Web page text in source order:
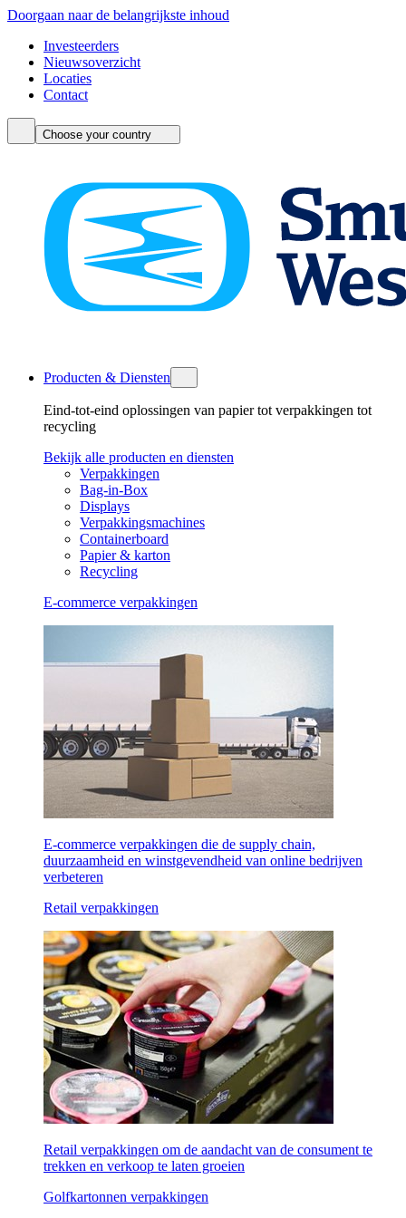
Doorgaan naar de belangrijkste inhoud
Investeerders
Nieuwsoverzicht
Locaties
Contact
Choose your country
Producten & Diensten
Eind-tot-eind oplossingen van papier tot verpakkingen tot
recycling
Bekijk alle producten en diensten
Verpakkingen
Bag-in-Box
Displays
Verpakkingsmachines
Containerboard
Papier & karton
Recycling
E-commerce verpakkingen
E-commerce verpakkingen die de supply chain,
duurzaamheid en winstgevendheid van online bedrijven
verbeteren
Retail verpakkingen
Retail verpakkingen om de aandacht van de consument te
trekken en verkoop te laten groeien
Golfkartonnen verpakkingen